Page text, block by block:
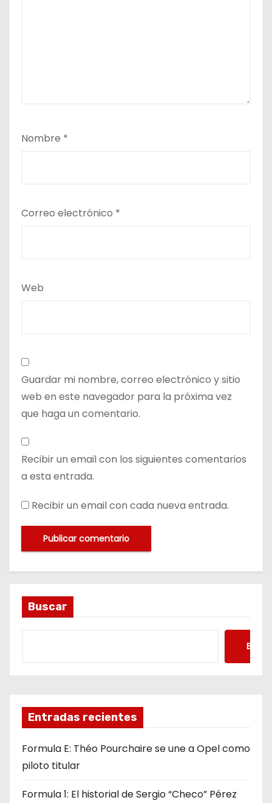
Nombre *
Correo electrónico *
Web
Guardar mi nombre, correo electrónico y sitio
web en este navegador para la próxima vez
que haga un comentario.
Recibir un email con los siguientes comentarios
a esta entrada.
Recibir un email con cada nueva entrada.
Buscar
Entradas recientes
Formula E: Théo Pourchaire se une a Opel como
piloto titular
Formula 1: El historial de Sergio “Checo” Pérez